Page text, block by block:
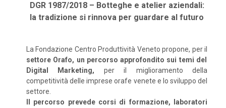
DGR 1987/2018 – Botteghe e atelier aziendali:
la tradizione si rinnova per guardare al futuro
La Fondazione Centro Produttività Veneto propone, per il
settore Orafo, un percorso approfondito sui temi del
Digital Marketing, per il miglioramento della
competitività delle imprese orafe venete e lo sviluppo del
settore.
Il percorso prevede corsi di formazione, laboratori